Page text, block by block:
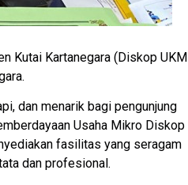
Kutai Kartanegara (Diskop UKM
dan menarik bagi pengunjung
Usaha Mikro Diskop
fasilitas yang seragam
dan profesional.